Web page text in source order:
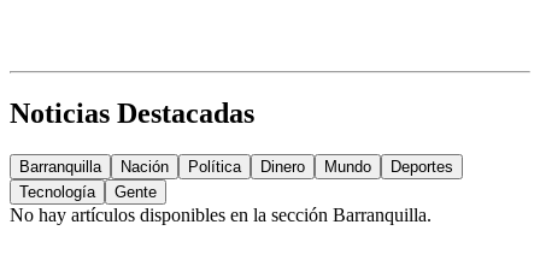
Noticias Destacadas
Barranquilla Nación Política Dinero Mundo
Deportes
Tecnología
Gente
No hay artículos disponibles en la sección Barranquilla.